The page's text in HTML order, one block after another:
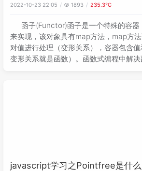
2022-10-23 22:05 1893 235.3℃
函子(Functor)函子是一个特殊的容器
来实现，该对象具有map方法，map方
对值进行处理（变形关系），容器包含
变形关系就是函数）。函数式编程中解
javascript学习之Pointfree是什么